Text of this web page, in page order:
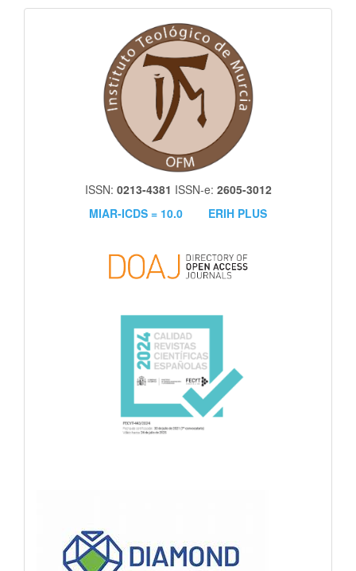
ISSN: 0213-4381 ISSN-e: 2605-3012
MIAR-ICDS = 10.0
ERIH PLUS